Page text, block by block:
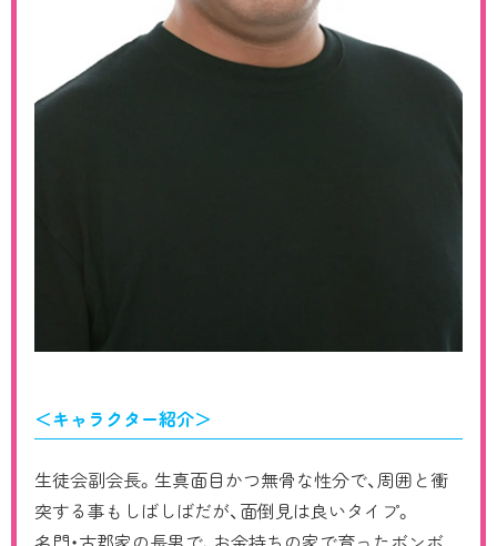
＜キャラクター紹介＞
生徒会副会長。生真面目かつ無骨な性分で、周囲と衝
突する事もしばしばだが、面倒見は良いタイプ。